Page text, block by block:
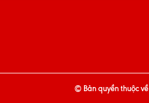
© Bản quyền thuộc về